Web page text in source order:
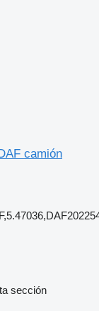
camión
sección